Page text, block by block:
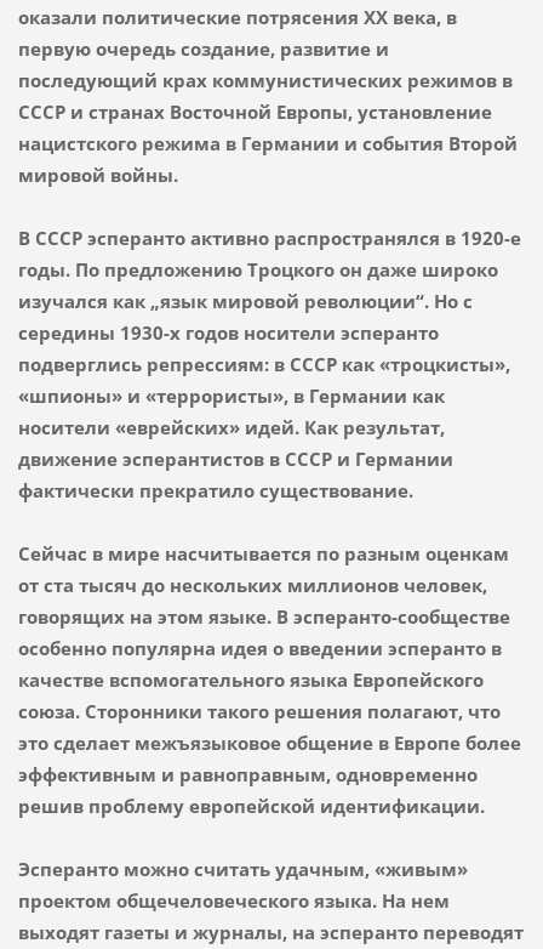
оказали политические потрясения XX века, в
первую очередь создание, развитие и
последующий крах коммунистических режимов в
СССР и странах Восточной Европы, установление
нацистского режима в Германии и события Второй
мировой войны.
В СССР эсперанто активно распространялся в 1920-е
годы. По предложению Троцкого он даже широко
изучался как „язык мировой революции“. Но с
середины 1930-х годов носители эсперанто
подверглись репрессиям: в СССР как «троцкисты»,
«шпионы» и «террористы», в Германии как
носители «еврейских» идей. Как результат,
движение эсперантистов в СССР и Германии
фактически прекратило существование.
Сейчас в мире насчитывается по разным оценкам
от ста тысяч до нескольких миллионов человек,
говорящих на этом языке. В эсперанто-сообществе
особенно популярна идея о введении эсперанто в
качестве вспомогательного языка Европейского
союза. Сторонники такого решения полагают, что
это сделает межъязыковое общение в Европе более
эффективным и равноправным, одновременно
решив проблему европейской идентификации.
Эсперанто можно считать удачным, «живым»
проектом общечеловеческого языка. На нем
выходят газеты и журналы, на эсперанто переводят